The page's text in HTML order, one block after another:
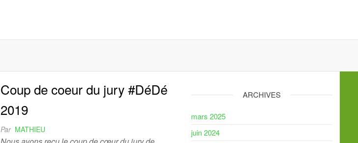
Coup de coeur du jury #DéDé
2019
Par MATHIEU
ARCHIVES
mars 2025
juin 2024